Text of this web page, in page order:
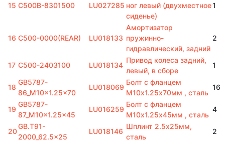
15 C500B-8301500 LU027285 ног левый (двухместное
сиденье)
1
16 C500-0000(REAR) LU018133
Амортизатор
пружинно-
гидравлический, задний
2
17 C500-2403100 LU018134
Привод колеса задний,
левый, в сборе
1
18
GB5787-
86_M10x1.25x70
LU018069
Болт с фланцем
M10х1.25х70мм , сталь
16
19
GB5787-
87_M10x1.25x45
LU016259
Болт с фланцем
M10х1.25х45мм , сталь
4
20
GB.T91-
2000_62.5x25
LU018146
Шплинт 2.5х25мм,
сталь
2